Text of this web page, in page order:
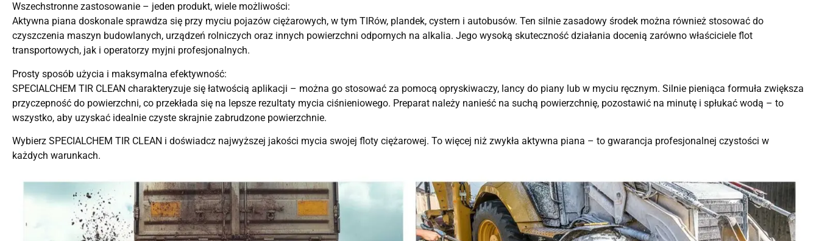
Wszechstronne zastosowanie – jeden produkt, wiele możliwości:
Aktywna piana doskonale sprawdza się przy myciu pojazów ciężarowych, w tym TIRów, plandek, cystern i autobusów. Ten silnie zasadowy środek można również stosować do
czyszczenia maszyn budowlanych, urządzeń rolniczych oraz innych powierzchni odpornych na alkalia. Jego wysoką skuteczność działania docenią zarówno właściciele flot
transportowych, jak i operatorzy myjni profesjonalnych.
Prosty sposób użycia i maksymalna efektywność:
SPECIALCHEM TIR CLEAN charakteryzuje się łatwością aplikacji – można go stosować za pomocą opryskiwaczy, lancy do piany lub w myciu ręcznym. Silnie pieniąca formuła zwiększa
przyczepność do powierzchni, co przekłada się na lepsze rezultaty mycia ciśnieniowego. Preparat należy nanieść na suchą powierzchnię, pozostawić na minutę i spłukać wodą – to
wszystko, aby uzyskać idealnie czyste skrajnie zabrudzone powierzchnie.
Wybierz SPECIALCHEM TIR CLEAN i doświadcz najwyższej jakości mycia swojej floty ciężarowej. To więcej niż zwykła aktywna piana – to gwarancja profesjonalnej czystości w
każdych warunkach.